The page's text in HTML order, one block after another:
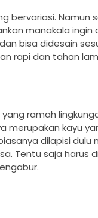
bervariasi.
manakala
bisa didesain
rapi dan tahan
ramah
merupakan kayu
dilapisi
Tentu saja